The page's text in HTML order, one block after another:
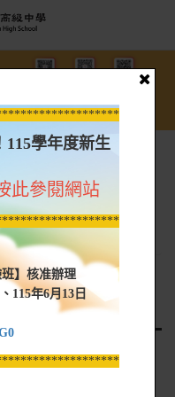
畫之「AI設計X動畫特效之
習營計畫之「AI設
辦法
115學年度新生
此參閱網站
】核准辦理
115年6月13日